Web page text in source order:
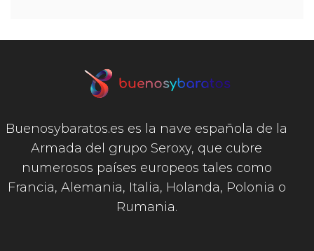
Buenosybaratos.es es la nave española de la
Armada del grupo Seroxy, que cubre
numerosos países europeos tales como
Francia, Alemania, Italia, Holanda, Polonia o
Rumania.